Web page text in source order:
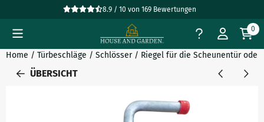
Cookie-Einstellungen verfügbar. Einstellungen wählen oder
8.9 / 10 von169 Bewertungen
0
Home / Türbeschläge / Schlösser / Riegel für die Scheunentür oder
ÜBERSICHT